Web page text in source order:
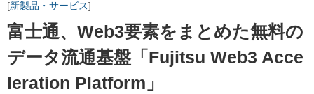
新製品・サービス
富士通、Web3要素をまとめた無料の
データ流通基盤「Fujitsu Web3 Acce
leration Platform」